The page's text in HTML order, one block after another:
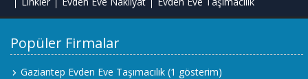
Popüler Firmalar
Gaziantep Evden Eve Taşımacılık (1 gösterim)